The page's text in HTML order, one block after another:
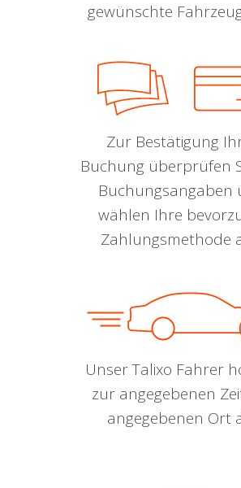
gewünschte
Zur Bestätigung
Buchung überprüfen
Buchungsangaben
wählen Ihre
Zahlungsmethode
Unser Talixo Fahrer
zur angegebenen
angegebenen Ort